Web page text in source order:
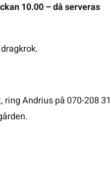
10.00 – då serveras
Andrius på 070-208 31